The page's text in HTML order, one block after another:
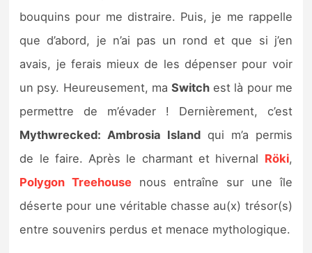
Précommandes
Précommandes jeux Switch 2
Sorties de jeux
Bons plans
bouquins pour me distraire. Puis, je me rappelle
que d’abord, je n’ai pas un rond et que si j’en
avais, je ferais mieux de les dépenser pour voir
un psy. Heureusement, ma Switchest là pour me
permettre de m’évader ! Dernièrement, c’est
Mythwrecked: Ambrosia Island qui m’a permis
de le faire. Après le charmant et hivernal Röki,
Polygon Treehousenous entraîne sur une île
déserte pour une véritable chasse au(x) trésor(s)
entre souvenirs perdus et menace mythologique.